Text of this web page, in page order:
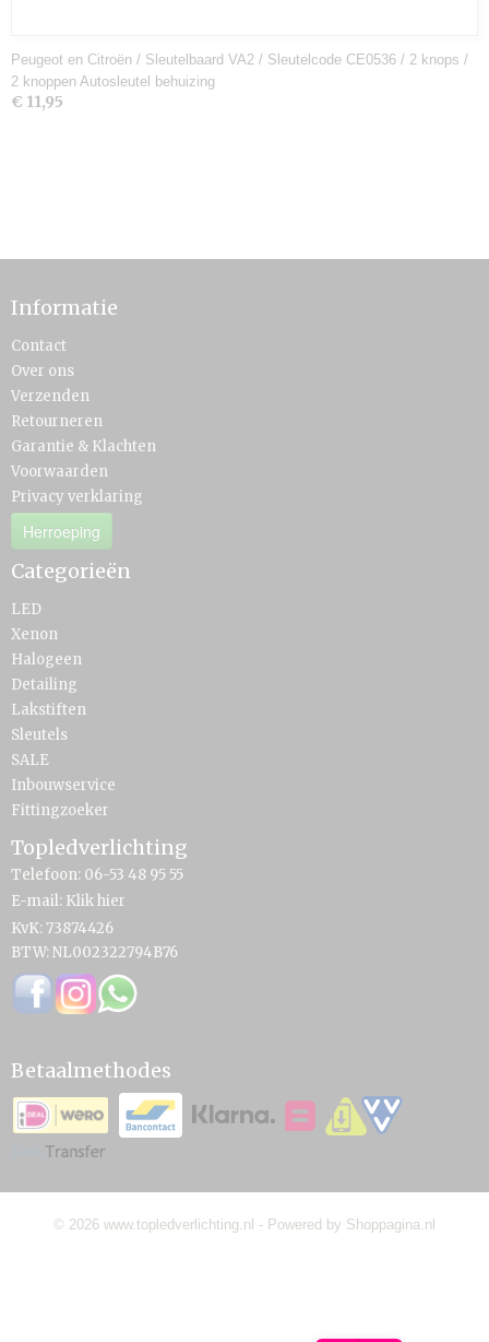
Peugeot en Citroën / Sleutelbaard VA2 / Sleutelcode CE0536 / 2 knops /
2 knoppen Autosleutel behuizing
€ 11,95
Informatie
Contact
Over ons
Verzenden
Retourneren
Garantie & Klachten
Voorwaarden
Privacy verklaring
Herroeping
Categorieën
LED
Xenon
Halogeen
Detailing
Lakstiften
Sleutels
SALE
Inbouwservice
Fittingzoeker
Topledverlichting
Telefoon: 06-53 48 95 55
E-mail: Klik hier
KvK: 73874426
BTW: NL002322794B76
Betaalmethodes
© 2026 www.topledverlichting.nl - Powered by Shoppagina.nl